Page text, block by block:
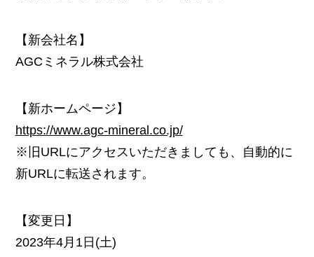
【新会社名】
AGCミネラル株式会社
【新ホームページ】
https://www.agc-mineral.co.jp/
※旧URLにアクセスいただきましても、自動的に
新URLに転送されます。
【変更日】
2023年4月1日(土)